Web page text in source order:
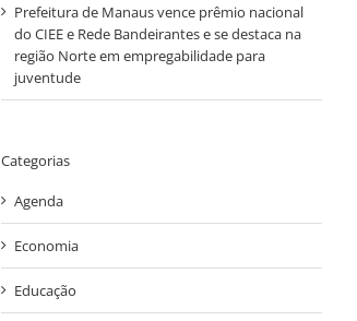
Prefeitura de Manaus vence prêmio nacional
do CIEE e Rede Bandeirantes e se destaca na
região Norte em empregabilidade para
juventude
Categorias
Agenda
Economia
Educação